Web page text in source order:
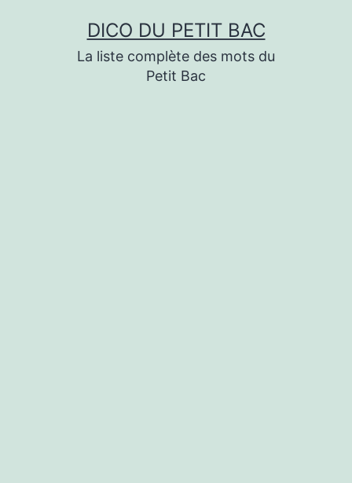
DICO DU PETIT BAC
La liste complète des mots du
Petit Bac